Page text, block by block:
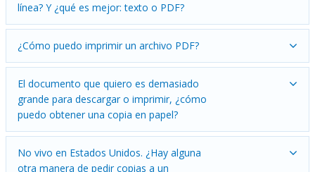
línea? Y ¿qué es mejor: texto o PDF?
¿Cómo puedo imprimir un archivo PDF?
El documento que quiero es demasiado
grande para descargar o imprimir, ¿cómo
puedo obtener una copia en papel?
No vivo en Estados Unidos. ¿Hay alguna
otra manera de pedir copias a un